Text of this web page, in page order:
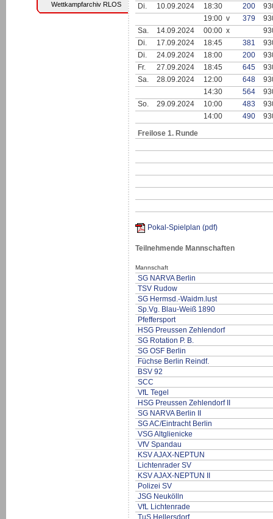
Wettkampfarchiv RLOS
Di. 10.09.2024 18:30 200
19:00 v
379
Sa.
14.09.2024 00:00 x
Di.
17.09.2024 18:45 381
Di.
24.09.2024 18:00 200
Fr.
27.09.2024 18:45 645
Sa.
28.09.2024 12:00 648
14:30
564
So.
29.09.2024 10:00 483
14:00
490
Freilose 1. Runde
Pokal-Spielplan (pdf)
Teilnehmende Mannschaften
Mannschaft
SG NARVA Berlin
TSV Rudow
SG Hermsd.-Waidm.lust
Sp.Vg. Blau-Weiß 1890
Pfeffersport
HSG Preussen Zehlendorf
SG Rotation P. B.
SG OSF Berlin
Füchse Berlin Reindf.
BSV 92
SCC
VfL Tegel
HSG Preussen Zehlendorf II
SG NARVA Berlin II
SG AC/Eintracht Berlin
VSG Altglienicke
VfV Spandau
KSV AJAX-NEPTUN
Lichtenrader SV
KSV AJAX-NEPTUN II
Polizei SV
JSG Neukölln
VfL Lichtenrade
TuS Hellersdorf